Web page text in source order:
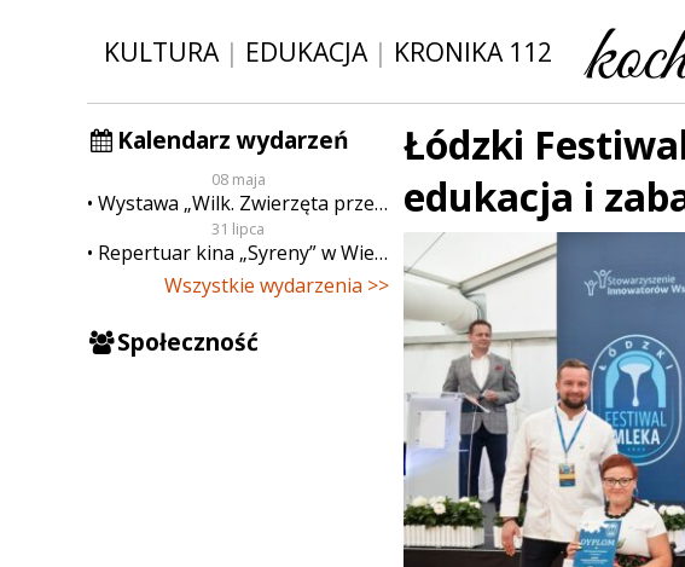
KULTURA| EDUKACJA| KRONIKA 112
Kalendarz wydarzeń
08 maja
Wystawa „Wilk. Zwierzęta przeklęte”
31 lipca
Repertuar kina „Syreny” w Wieluniu w dn. od 31 lipca do 6 sierpnia
Wszystkie wydarzenia >>
Społeczność
Łódzki
edukacja i